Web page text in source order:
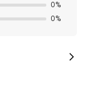
0%
0%